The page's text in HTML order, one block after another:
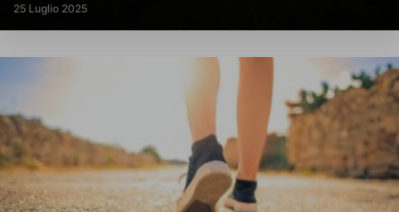
25 Luglio 2025